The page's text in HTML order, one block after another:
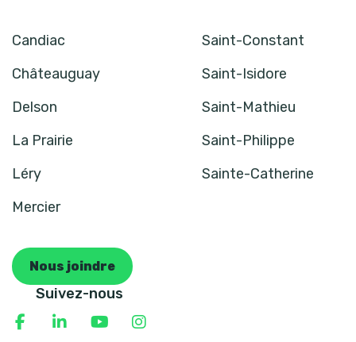
Candiac
Saint-Constant
Châteauguay
Saint-Isidore
Delson
Saint-Mathieu
La Prairie
Saint-Philippe
Léry
Sainte-Catherine
Mercier
Nous joindre
Suivez-nous